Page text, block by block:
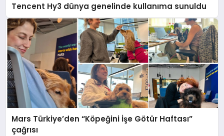
Tencent Hy3 dünya genelinde kullanıma sunuldu
Mars Türkiye’den “Köpeğini İşe Götür Haftası”
çağrısı